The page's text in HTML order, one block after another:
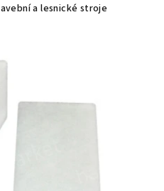
a lesnické stroje